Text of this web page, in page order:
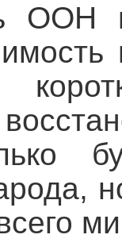
ООН